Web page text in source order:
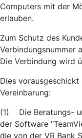
Computers mit der
erlauben.
Zum Schutz des
Verbindungsnummer
Die Verbindung wird
Dies
Vereinbarung:
(1) Die Beratungs-
der Software
die von der VR Bank